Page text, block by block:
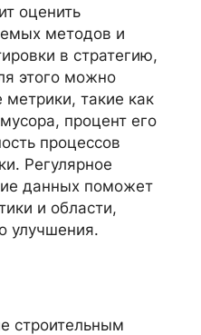
оценить
методов и
в стратегию,
этого можно
метрики, такие как
процент его
процессов
Регулярное
данных поможет
и области,
улучшения.
строительным